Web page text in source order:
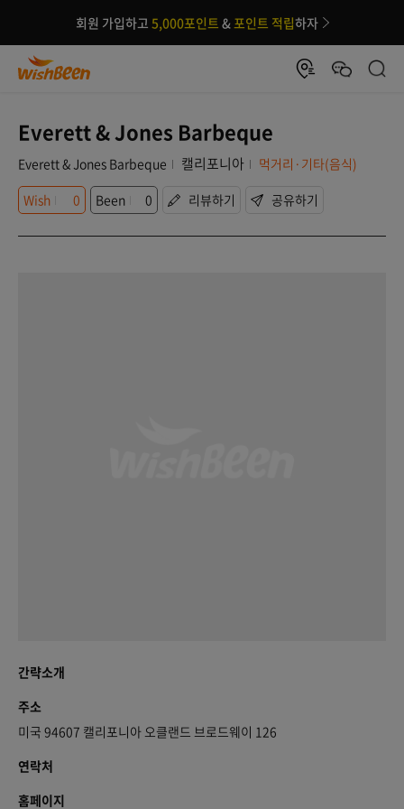
회원 가입하고 5,000포인트 &포인트 적립하자
Everett & Jones Barbeque
Everett & Jones Barbeque 캘리포니아
먹거리·기타(음식)
Wish
0 Been 0 리뷰하기 공유하기
간략소개
주소
미국 94607 캘리포니아 오클랜드 브로드웨이 126
연락처
홈페이지